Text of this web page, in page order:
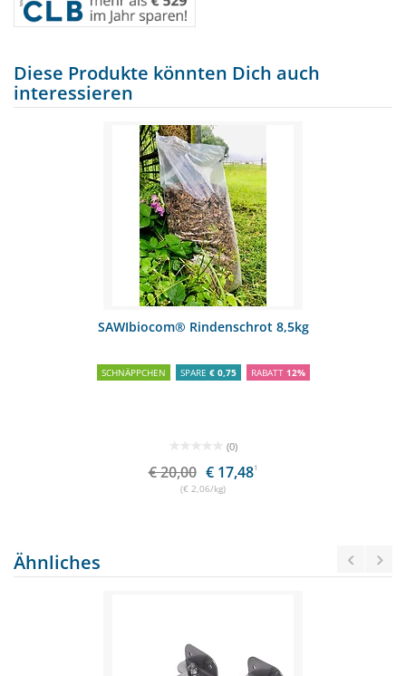
Diese Produkte könnten Dich auch
interessieren
SAWIbiocom® Rindenschrot 8,5kg
SCHNÄPPCHEN SPARE € 0,75 RABATT 12%
(0)
€ 20,00 € 17,481
(€ 2,06/kg)
Ähnliches